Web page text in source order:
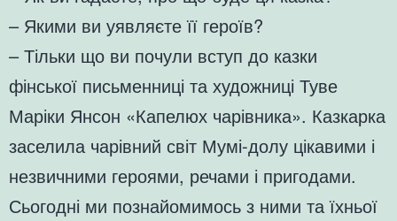
– Якими ви уявляєте її героїв?
– Тільки що ви почули вступ до казки
фінської письменниці та художниці Туве
Маріки Янсон «Капелюх чарівника». Казкарка
заселила чарівний світ Мумі-долу цікавими і
незвичними героями, речами і пригодами.
Сьогодні ми познайомимось з ними та їхньої